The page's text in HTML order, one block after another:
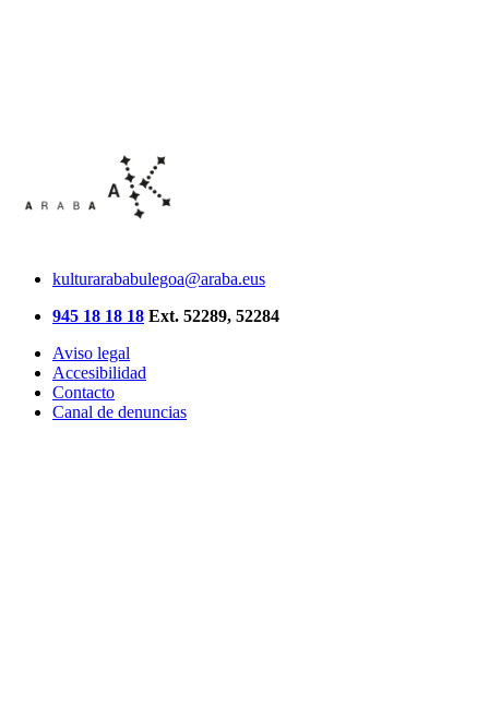
kulturarababulegoa@araba.eus
945 18 18 18 Ext. 52289, 52284
Aviso legal
Accesibilidad
Contacto
Canal de denuncias